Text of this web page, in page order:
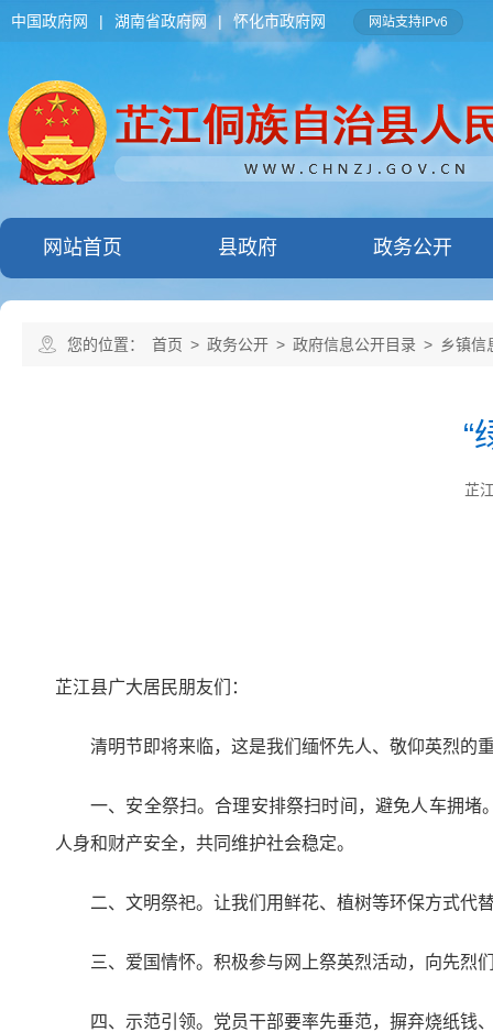
中国政府网 | 湖南省政府网 | 怀化市政府网 网站支持IPv6
网站首页 县政府 政务公开
您的位置： 首页 > 政务公开 > 政府信息公开目录 > 乡镇信
“
芷
芷江县广大居民朋友们：
清明节即将来临，这是我们缅怀先人、敬仰英烈的
一、安全祭扫。合理安排祭扫时间，避免人车拥
人身和财产安全，共同维护社会稳定。
二、文明祭祀。让我们用鲜花、植树等环保方式代
三、爱国情怀。积极参与网上祭英烈活动，向先烈
四、示范引领。党员干部要率先垂范，摒弃烧纸钱